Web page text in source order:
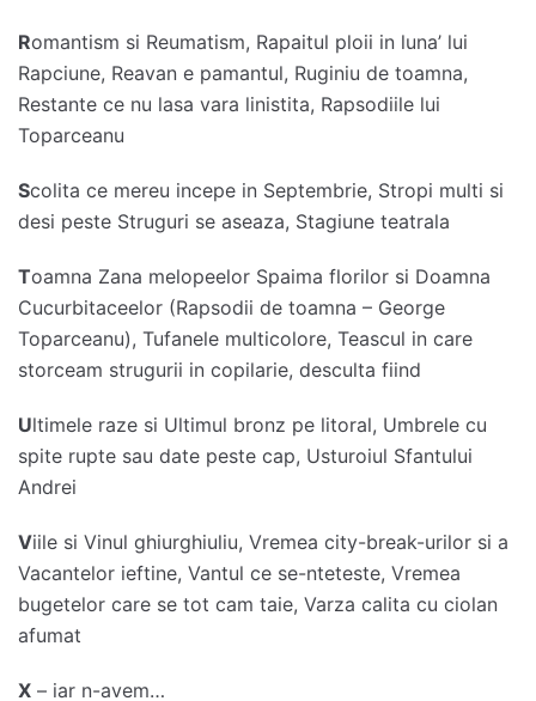
Romantism si Reumatism, Rapaitul ploii in luna’ lui
Rapciune, Reavan e pamantul, Ruginiu de toamna,
Restante ce nu lasa vara linistita, Rapsodiile lui
Toparceanu
Scolita ce mereu incepe in Septembrie, Stropi multi si
desi peste Struguri se aseaza, Stagiune teatrala
Toamna Zana melopeelor Spaima florilor si Doamna
Cucurbitaceelor (Rapsodii de toamna – George
Toparceanu), Tufanele multicolore, Teascul in care
storceam strugurii in copilarie, desculta fiind
Ultimele raze si Ultimul bronz pe litoral, Umbrele cu
spite rupte sau date peste cap, Usturoiul Sfantului
Andrei
Viile si Vinul ghiurghiuliu, Vremea city-break-urilor si a
Vacantelor ieftine, Vantul ce se-nteteste, Vremea
bugetelor care se tot cam taie, Varza calita cu ciolan
afumat
X – iar n-avem…